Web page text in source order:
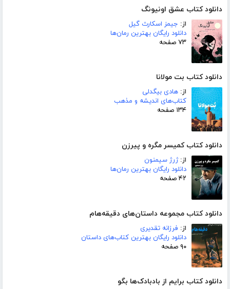
دانلود کتاب عشق اونیونگ
از: جیمز اسکارث گیل
دانلود رایگان بهترین رمان‌ها
۷۳ صفحه
دانلود کتاب بت مولانا
از: هادی بیگدلی
کتاب‌های اندیشه و مذهب
۱۳۴ صفحه
دانلود کتاب کمیسر مگره و پیرزن
از:ژرژ سیمنون
دانلود رایگان بهترین رمان‌ها
۴۲ صفحه
دانلود کتاب مجموعه داستان‌های دقیقه‌هام
از: فرزانه تقدیری
دانلود رایگان بهترین کتاب‌های داستان
۹۰ صفحه
دانلود کتاب برایم از بادبادک‌ها بگو